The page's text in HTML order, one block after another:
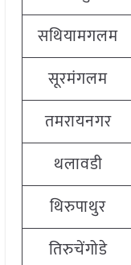
सथियामगलम
सूरमंगलम
तमरायनगर
थलावडी
थिरुपाथुर
तिरुचेंगोडे